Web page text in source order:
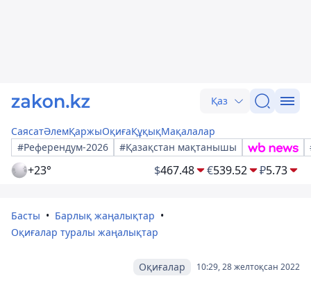
Қаз
СаясатӘлемҚаржыОқиғаҚұқықМақалалар
#Референдум-2026
#Қазақстан мақтанышы
+23° $467.48 €539.52 ₽5.73
Басты
Барлық жаңалықтар
Оқиғалар туралы жаңалықтар
10:29, 28 желтоқсан 2022
Оқиғалар